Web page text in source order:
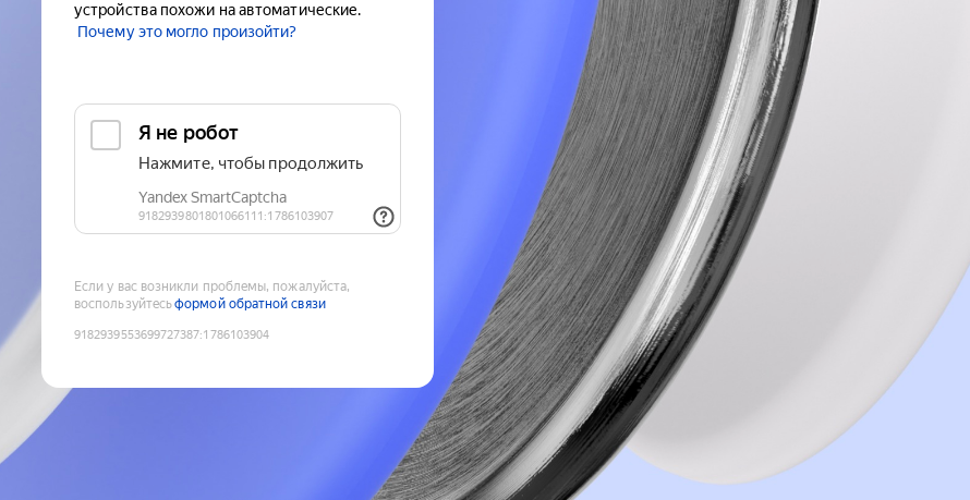
устройства похожи на автоматические.
Почему это могло произойти?
Если у вас возникли проблемы, пожалуйста,
воспользуйтесьформой обратной связи
9182939553699727387:1786103904